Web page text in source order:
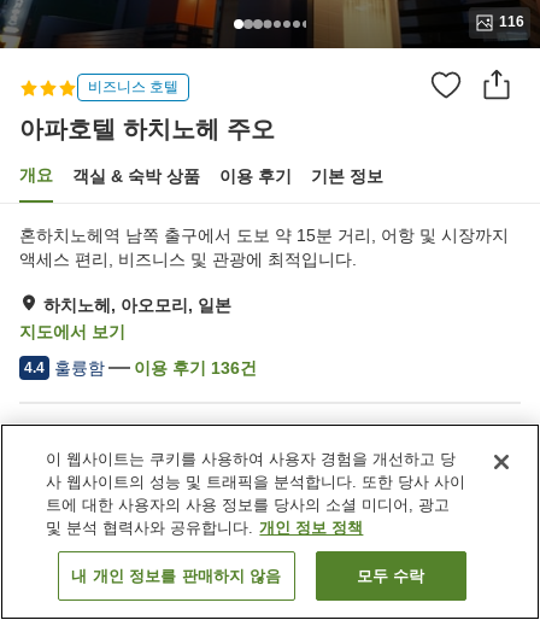
116
비즈니스 호텔
아파호텔 하치노헤 주오
개요 객실 & 숙박 상품 이용 후기 기본 정보
혼하치노헤역 남쪽 출구에서 도보 약 15분 거리, 어항 및 시장까지
액세스 편리, 비즈니스 및 관광에 최적입니다.
하치노헤, 아오모리, 일본
지도에서 보기
4.4 훌륭함 이용 후기 136건
Wi-Fi
레스토랑
자동판매기
주차 (유료)
객실 보기
이 웹사이트는 쿠키를 사용하여 사용자 경험을 개선하고 당
사 웹사이트의 성능 및 트래픽을 분석합니다. 또한 당사 사이
트에 대한 사용자의 사용 정보를 당사의 소셜 미디어, 광고
및 분석 협력사와 공유합니다. 개인 정보 정책
내 개인 정보를 판매하지 않음 모두 수락